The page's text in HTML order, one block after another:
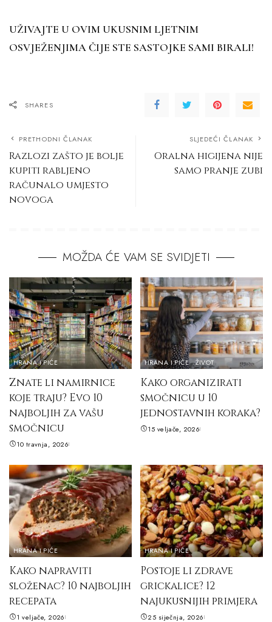
UŽIVAJTE U OVIM UKUSNIM LJETNIM
OSVJEŽENJIMA ČIJE STE SASTOJKE SAMI BIRALI!
SHARES
PRETHODNI ČLANAK
Razlozi zašto je bolje
kupiti rabljeno
računalo umjesto
novoga
SLJEDEĆI ČLANAK
Oralna higijena nije
samo pranje zubi
MOŽDA ĆE VAM SE SVIDJETI
HRANA I PIĆE
Znate li namirnice
koje traju? Evo 10
najboljih za vašu
smočnicu
10 travnja, 2026
HRANA I PIĆE ŽIVOT
Kako organizirati
smočnicu u 10
jednostavnih koraka?
15 veljače, 2026
HRANA I PIĆE
Kako napraviti
složenac? 10 najboljih
recepata
1 veljače, 2026
HRANA I PIĆE
Postoje li zdrave
grickalice? 12
najukusnijih primjera
25 siječnja, 2026